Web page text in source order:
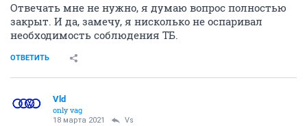
Отвечать мне не нужно, я думаю вопрос полностью
закрыт. И да, замечу, я нисколько не оспаривал
необходимость соблюдения ТБ.
ОТВЕТИТЬ
Vld
only vag
18 марта 2021 Vs